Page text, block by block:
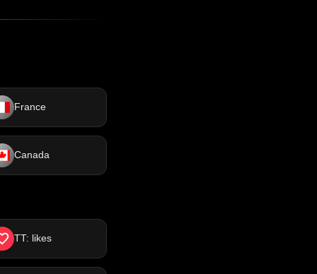
France
Canada
TT: likes